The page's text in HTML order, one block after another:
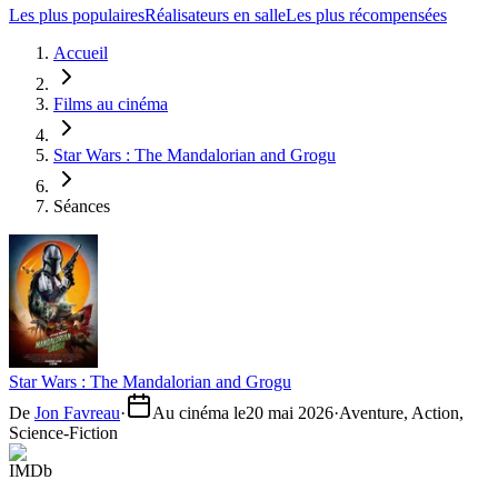
Les plus populairesRéalisateurs en salleLes plus récompensées
Accueil
Films au cinéma
Star Wars : The Mandalorian and Grogu
Séances
Star Wars : The Mandalorian and Grogu
De Jon Favreau· Au cinéma le20 mai 2026·Aventure, Action,
Science-Fiction